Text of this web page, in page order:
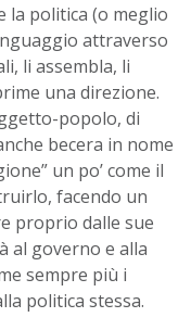
la politica (o meglio
attraverso
li assembla, li
una direzione.
popolo, di
becera in nome
un po’ come il
facendo un
proprio dalle sue
al governo e alla
sempre più i
politica stessa.